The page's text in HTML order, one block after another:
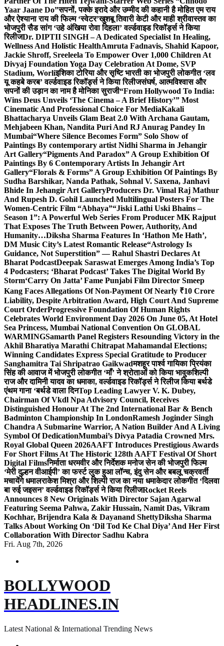
Yaar Jaane Do”सपनों, पक्के इरादे और उम्मीद की कहानी है मोहित एम राय
और ऐश्याना राय की फिल्म ‘स्वेटर’खुशबू तिवारी केटी और माही श्रीवास्तव का
भोजपुरी सैड सांग ‘उहे अंखिया रोवा दिहला’ वर्ल्डवाइड रिकॉर्ड्स ने किया
रिलीजDr. DIPTII SINGH – A Dedicated Specialist In Healing,
Wellness And Holistic HealthAmruta Fadnavis, Shahid Kapoor,
Jackie Shroff, Sreeleela To Empower Over 1,000 Children At
Divyaj Foundation Yoga Day Celebration At Dome, SVP
Stadium, Worliइशिका टोरिया और सृष्टि भारती का भोजपुरी लोकगीत ‘लव
यू कहबे करब’ वर्ल्डवाइड रिकॉर्ड्स ने किया रिलीजसंघर्ष, आत्मविश्वास और
सपनों की उड़ान का नाम है मोनिका सुराजी“From Hollywood To India:
Wins Deus Unveils ‘The Cinema – A Brief History’” Most
Cinematic And Professional Choice For MediaKakali
Bhattacharya Unveils Glam Beat 2.0 With Archana Gautam,
Mehjabeen Khan, Nandita Puri And RJ Anurag Pandey In
Mumbai“Where Silence Becomes Form” Solo Show of
Paintings By contemporary artist Nidhi Sharma in Jehangir
Art Gallery“Pigments And Paradox” A Group Exhibition Of
Paintings By 6 Contemporary Artists In Jehangir Art
Gallery“Florals & Forms” A Group Exhibition Of Paintings By
Sudha Barshikar, Nanda Pathak, Sohnal V. Saxena, Janhavi
Bhide In Jehangir Art GalleryProducers Dr. Vimal Raj Mathur
And Rupesh D. Gohil Launched Multilingual Posters For The
Women-Centric Film “Abhaya”“Jiski Lathi Uski Bhains –
Season 1”: A Powerful Web Series From Producer MK Rajput
That Exposes The Truth Between Power, Authority, And
Humanity…Diksha Sharma Features In ‘Hathon Me Hath’,
DM Music City’s Latest Romantic Release“Astrology Is
Guidance, Not Superstition” — Rahul Shastri Declares At
Bharat PodcastDeepak Saraswat Emerges Among India’s Top
4 Podcasters; ‘Bharat Podcast’ Takes The Digital World By
Storm‘Carry On Jatta’ Fame Punjabi Film Director Smeep
Kang Faces Allegations Of Non-Payment Of Nearly ₹10 Crore
Liability, Despite Arbitration Award, High Court And Supreme
Court OrderProgressive Foundation Of Human Rights
Celebrates World Environment Day 2026 On June 05, At Hotel
Sea Princess, Mumbai National Convention On GLOBAL
WARMINGSamarth Panel Registers Resounding Victory in the
Akhil Bharatiya Marathi Chitrapat Mahamandal Elections;
Winning Candidates Express Special Gratitude to Producer
Sanghamitra Tai Shripatrao Gaikwadमशहूर पार्श्व गायिका प्रियंका
सिंह की आवाज में भोजपुरी लोकगीत ‘माँ’ ने श्रोताओं को किया भावुकशिल्पी
राज और दामिनी यादव का धमाका, वर्ल्डवाइड रिकॉर्ड्स ने रिलीज किया बर्थडे
एंथम गाना ‘बर्थडे वाला दिनTop Leading Lawyer V. K. Dubey,
Chairman Of Vkdl Npa Advisory Council, Receives
Distinguished Honour At The 2nd International Bar & Bench
Badminton Championship In LondonRamesh Joginder Singh
Chandra A Submarine Warrior, A Nation Builder And A Living
Symbol Of DedicationMumbai’s Divya Patadia Crowned Mrs.
Royal Global Queen 2026AAFT Introduces Prestigious Awards
For Short Films At The Historic 128th AAFT Festival Of Short
Digital Filmsनिर्माता धरमवीर और निर्देशक मनोज सेन की भोजपुरी फिल्म
‘मेरी दुल्हन वीआईपी’ का फर्स्ट लुक हुआ लॉन्च, इंदु सेन और बबलू चक्रवर्ती
मचायेंगे धमालराकेश मिश्रा और शिल्पी राज का नया धमाकेदार लोकगीत ‘दिलवा
बा रुई जइसन’ वर्ल्डवाइड रिकॉर्ड्स ने किया रिलीजRocket Reels
Announces 8 New Originals With Director Sajan Agarwal
Featuring Seema Pahwa, Zakir Hussain, Namit Das, Vikram
Kochhar, Brijendra Kala & Dayanand ShettyDiksha Sharma
Talks About Working On ‘Dil Tod Ke Chal Diya’ And Her First
Collaboration With Director Sadhu Kabra
Fri. Aug 7th, 2026
BOLLYWOOD
HEADLINES.IN
Latest National & International Trending News